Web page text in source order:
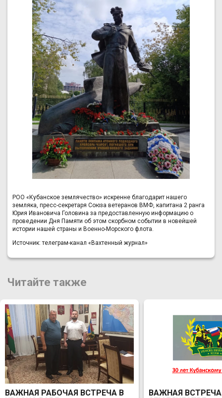
РОО «Кубанское землячество» искренне благодарит нашего
земляка, пресс-секретаря Союза ветеранов ВМФ, капитана 2 ранга
Юрия Ивановича Головина за предоставленную информацию о
проведении Дня Памяти об этом скорбном событии в новейшей
истории нашей страны и Военно-Морского флота.
Источник: телеграм-канал «Вахтенный журнал»
Читайте также
ВАЖНАЯ РАБОЧАЯ ВСТРЕЧА В
ВАЖНАЯ